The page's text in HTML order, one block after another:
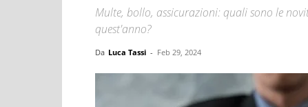
Multe, bollo, assicurazioni: quali sono le
quest'anno?
Da Luca Tassi - Feb 29, 2024